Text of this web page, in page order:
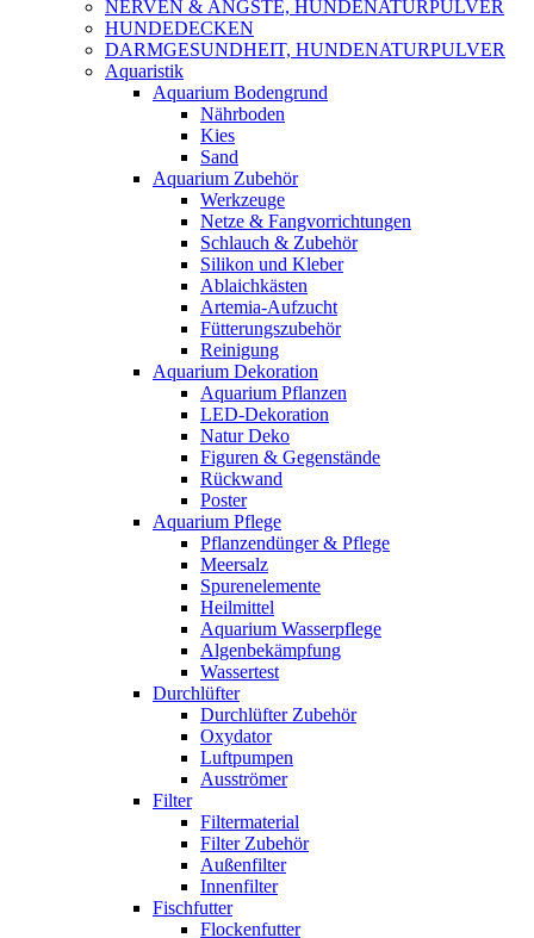
NERVEN & ÄNGSTE, HUNDENATURPULVER
HUNDEDECKEN
DARMGESUNDHEIT, HUNDENATURPULVER
Aquaristik
Aquarium Bodengrund
Nährboden
Kies
Sand
Aquarium Zubehör
Werkzeuge
Netze & Fangvorrichtungen
Schlauch & Zubehör
Silikon und Kleber
Ablaichkästen
Artemia-Aufzucht
Fütterungszubehör
Reinigung
Aquarium Dekoration
Aquarium Pflanzen
LED-Dekoration
Natur Deko
Figuren & Gegenstände
Rückwand
Poster
Aquarium Pflege
Pflanzendünger & Pflege
Meersalz
Spurenelemente
Heilmittel
Aquarium Wasserpflege
Algenbekämpfung
Wassertest
Durchlüfter
Durchlüfter Zubehör
Oxydator
Luftpumpen
Ausströmer
Filter
Filtermaterial
Filter Zubehör
Außenfilter
Innenfilter
Fischfutter
Flockenfutter